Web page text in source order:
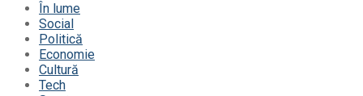
În lume
Social
Politică
Economie
Cultură
Tech